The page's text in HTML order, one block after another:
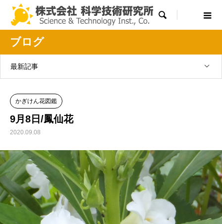

ブログ
最新記事
かぎけん花図鑑
9月8日/鳳仙花
2020.09.08